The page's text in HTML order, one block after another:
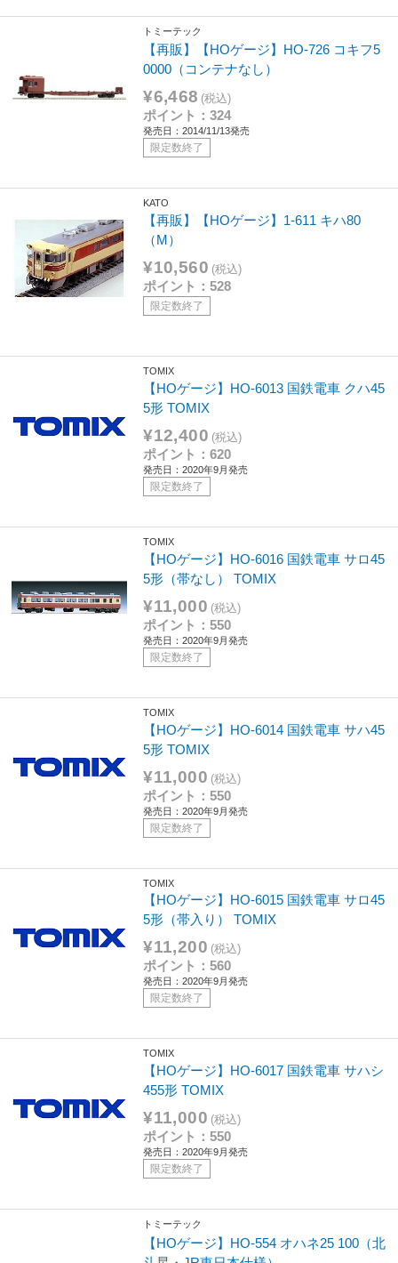
トミーテック
【再販】【HOゲージ】HO-726 コキフ5
0000（コンテナなし）
¥6,468 (税込)
ポイント：324
発売日：2014/11/13発売
限定数終了
KATO
【再販】【HOゲージ】1-611 キハ80
（M）
¥10,560 (税込)
ポイント：528
限定数終了
TOMIX
【HOゲージ】HO-6013 国鉄電車 クハ45
5形 TOMIX
¥12,400 (税込)
ポイント：620
発売日：2020年9月発売
限定数終了
TOMIX
【HOゲージ】HO-6016 国鉄電車 サロ45
5形（帯なし） TOMIX
¥11,000 (税込)
ポイント：550
発売日：2020年9月発売
限定数終了
TOMIX
【HOゲージ】HO-6014 国鉄電車 サハ45
5形 TOMIX
¥11,000 (税込)
ポイント：550
発売日：2020年9月発売
限定数終了
TOMIX
【HOゲージ】HO-6015 国鉄電車 サロ45
5形（帯入り） TOMIX
¥11,200 (税込)
ポイント：560
発売日：2020年9月発売
限定数終了
TOMIX
【HOゲージ】HO-6017 国鉄電車 サハシ
455形 TOMIX
¥11,000 (税込)
ポイント：550
発売日：2020年9月発売
限定数終了
トミーテック
【HOゲージ】HO-554 オハネ25 100（北